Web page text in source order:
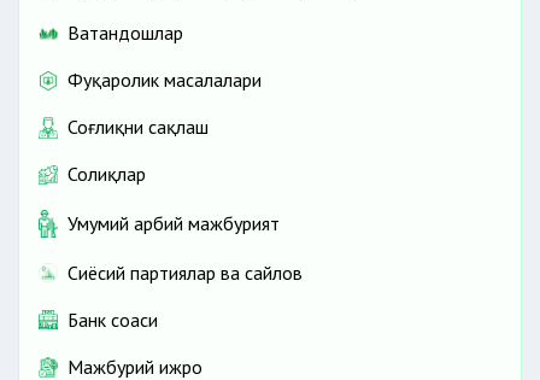
Ватандошлар
Фуқаролик масалалари
Соғлиқни сақлаш
Солиқлар
Умумий ҳарбий мажбурият
Сиёсий партиялар ва сайлов
Банк соҳаси
Мажбурий ижро